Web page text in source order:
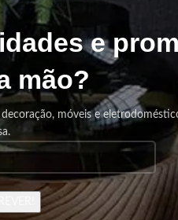
e
mão?
móveis e